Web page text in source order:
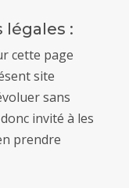
légales :
cette page
site
sans
invité à les
prendre